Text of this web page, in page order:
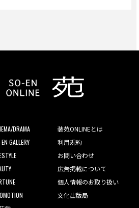
DRAMA
GALLERY
装苑ONLINEとは
利用規約
お問い合わせ
広告掲載について
個人情報のお取り扱い
文化出版局